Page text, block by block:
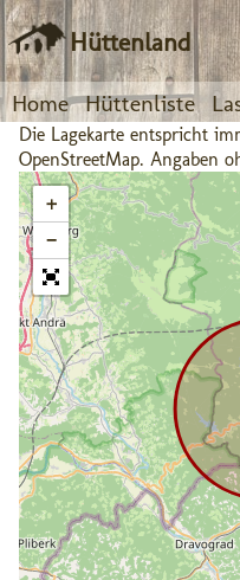
Hüttenland
Home Hüttenliste
Die Lagekarte entspricht
OpenStreetMap. Angaben
+
−